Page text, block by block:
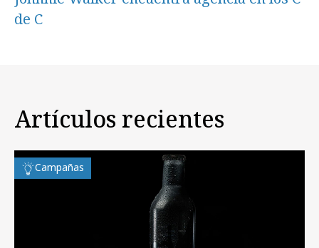
de C
Artículos recientes
Campañas